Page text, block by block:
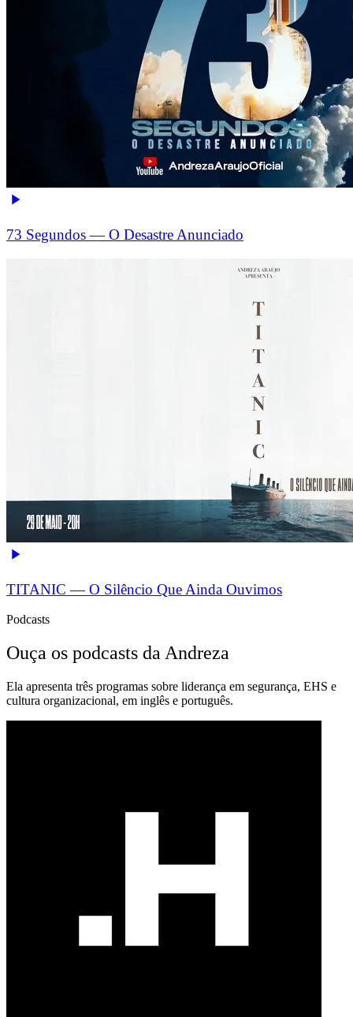
73 Segundos — O Desastre Anunciado
TITANIC — O Silêncio Que Ainda Ouvimos
Podcasts
Ouça os podcasts da Andreza
Ela apresenta três programas sobre liderança em segurança, EHS e
cultura organizacional, em inglês e português.